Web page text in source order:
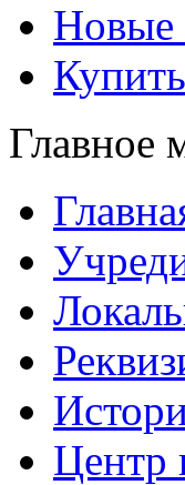
Новые
Купить
Главное
Центр